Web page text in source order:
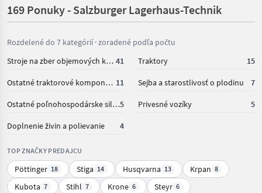
169 Ponuky - Salzburger Lagerhaus-Technik
Rozdelené do 7 kategórií · zoradené podľa počtu
Stroje na zber objemových krmív 41 Traktory 15
Ostatné traktorové komponenty 11 Sejba a starostlivosť o plodinu 7
Ostatné poľnohospodárske silové stroje5 Privesné vozíky 5
Doplnenie živin a polievanie 4
TOP ZNAČKY PREDAJCU
Pöttinger 18 Stiga 14 Husqvarna 13 Krpan 8
Kubota 7 Stihl 7 Krone 6 Steyr 6